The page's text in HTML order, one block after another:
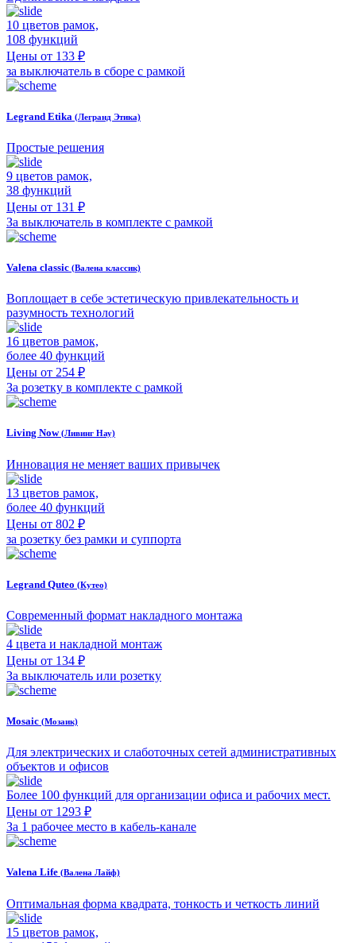
10 цветов рамок,
108 функций
Цены от 133 ₽
за выключатель в сборе с рамкой
Legrand Etika (Легранд Этика)
Простые решения
9 цветов рамок,
38 функций
Цены от 131 ₽
За выключатель в комплекте с рамкой
Valena classic (Валена классик)
Воплощает в себе эстетическую привлекательность и
разумность технологий
16 цветов рамок,
более 40 функций
Цены от 254 ₽
За розетку в комплекте с рамкой
Living Now(Ливинг Нау)
Инновация не меняет ваших привычек
13 цветов рамок,
более 40 функций
Цены от 802 ₽
за розетку без рамки и суппорта
Legrand Quteo (Кутео)
Современный формат накладного монтажа
4 цвета и накладной монтаж
Цены от 134 ₽
За выключатель или розетку
Mosaic (Мозаик)
Для электрических и слаботочных сетей административных
объектов и офисов
Более 100 функций для организации офиса и рабочих мест.
Цены от 1293 ₽
За 1 рабочее место в кабель-канале
Valena Life (Валена Лайф)
Оптимальная форма квадрата, тонкость и четкость линий
15 цветов рамок,